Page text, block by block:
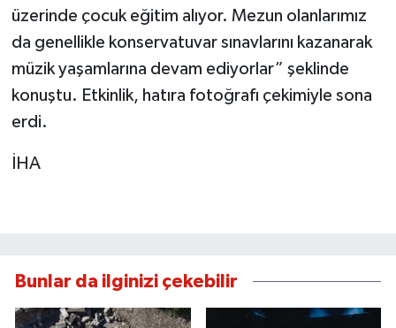
üzerinde çocuk eğitim alıyor. Mezun olanlarımız
da genellikle konservatuvar sınavlarını kazanarak
müzik yaşamlarına devam ediyorlar” şeklinde
konuştu. Etkinlik, hatıra fotoğrafı çekimiyle sona
erdi.
İHA
Bunlar da ilginizi çekebilir